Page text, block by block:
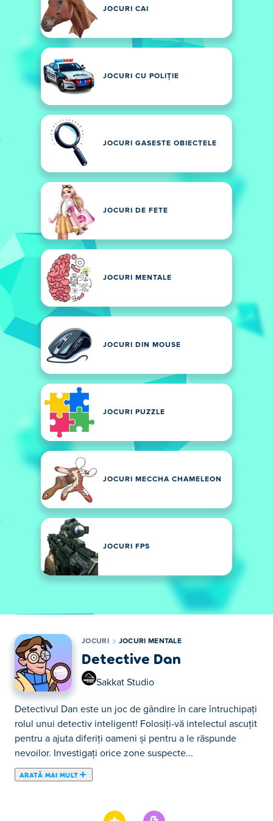
JOCURI CAI
JOCURI CU POLIȚIE
JOCURI GASESTE OBIECTELE
JOCURI DE FETE
JOCURI MENTALE
JOCURI DIN MOUSE
JOCURI PUZZLE
JOCURI MECCHA CHAMELEON
JOCURI FPS
JOCURI JOCURI MENTALE
Detective Dan
Sakkat Studio
Detectivul Dan este un joc de gândire în care întruchipați
rolul unui detectiv inteligent! Folosiți-vă intelectul ascuțit
pentru a ajuta diferiți oameni și pentru a le răspunde
nevoilor. Investigați orice zone suspecte...
ARATĂ MAI MULT
pentru a ajuta diferiți oameni și pentru a le răspunde